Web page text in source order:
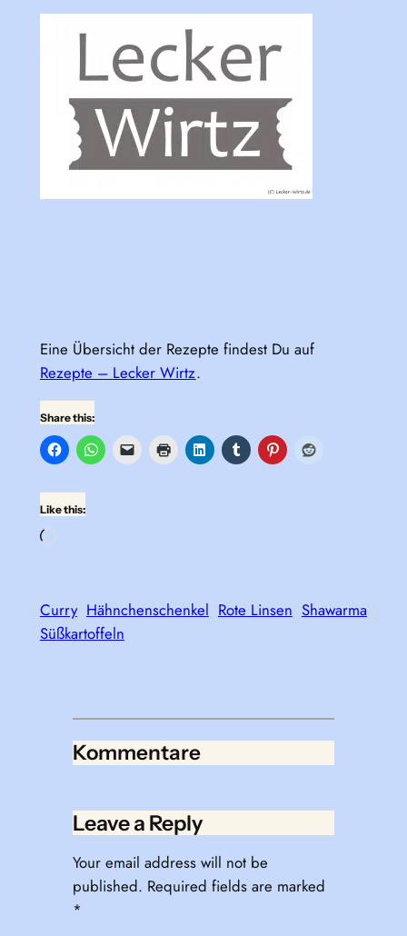
Eine Übersicht der Rezepte findest Du auf
Rezepte – Lecker Wirtz.
Share this:
Like this:
Loading…
Curry Hähnchenschenkel Rote Linsen Shawarma
Süßkartoffeln
Kommentare
Leave a Reply
Your email address will not be
published. Required fields are marked
*